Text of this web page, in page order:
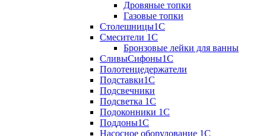
Дровяные топки
Газовые топки
Столешницы1С
Смесители 1С
Бронзовые лейки для ванны
СливыСифоны1С
Полотенцедержатели
Подставки1С
Подсвечники
Подсветка 1С
Подоконники 1С
Поддоны1С
Насосное оборудование 1С